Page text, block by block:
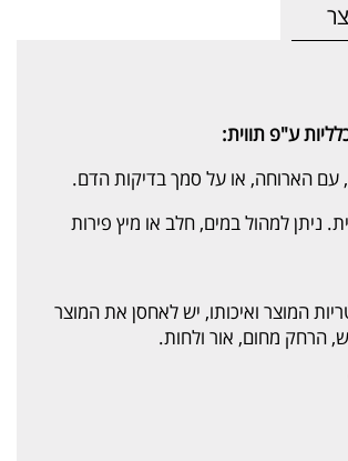
ע"פ תווית:
עם הארוחה, או על סמך בדיקות הדם.
ניתן למהול במים, חלב או מיץ פירות
המוצר ואיכותו, יש לאחסן את המוצר
הרחק מחום, אור ולחות.